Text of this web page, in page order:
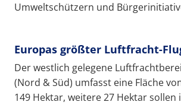
Umweltschützern und
Europas größter Luftfracht-
Der westlich gelegene
(Nord & Süd) umfasst eine Fläche
149 Hektar, weitere 27 Hektar sollen